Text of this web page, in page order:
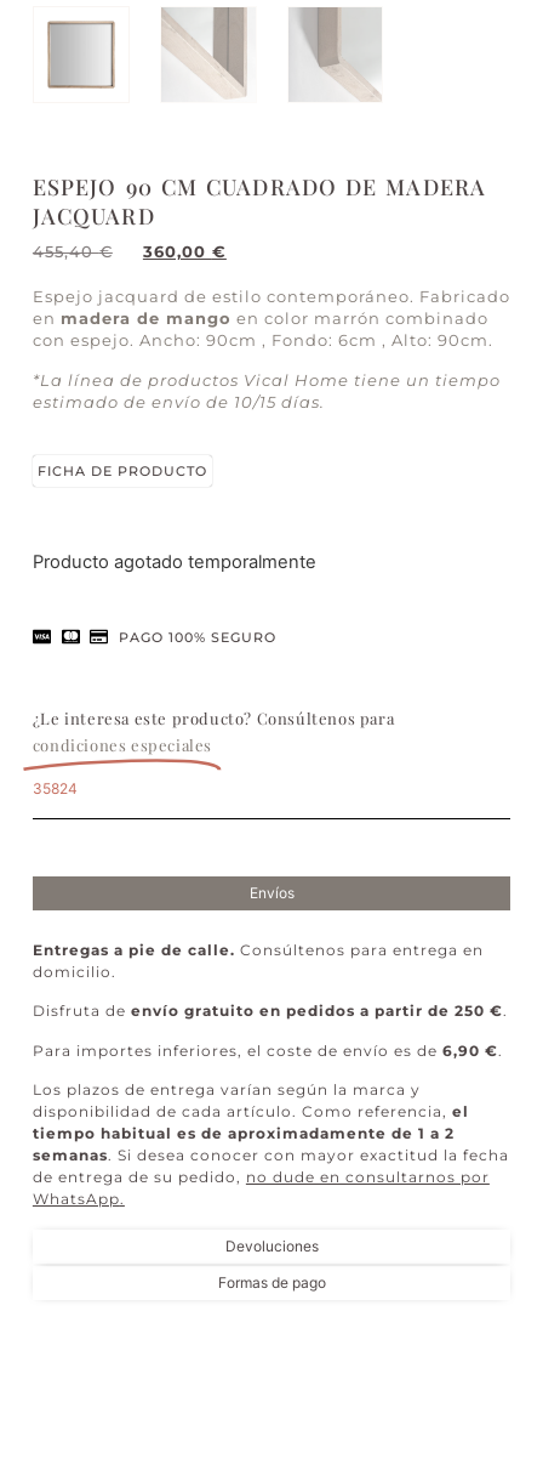
ESPEJO 90 CM CUADRADO DE MADERA
JACQUARD
455,40€ 360,00 €
Espejo jacquard de estilo contemporáneo. Fabricado
en madera de mango en color marrón combinado
con espejo. Ancho: 90cm , Fondo: 6cm , Alto: 90cm.
*La línea de productos Vical Home tiene un tiempo
estimado de envío de 10/15 días.
FICHA DE PRODUCTO
Producto agotado temporalmente
PAGO 100% SEGURO
¿Le interesa este producto? Consúltenos para
condiciones especiales
35824
Envíos
Devoluciones
Formas de pago
Entregas a pie de calle. Consúltenos para entrega en
domicilio.
Disfruta de envío gratuito en pedidos a partir de 250 €.
Para importes inferiores, el coste de envío es de 6,90 €
Los plazos de entrega varían según la marca y
disponibilidad de cada artículo. Como referencia, el
tiempo habitual es de aproximadamente de 1 a 2
semanas . Si desea conocer con mayor exactitud la fecha
de entrega de su pedido, no dude en consultarnos por
WhatsApp